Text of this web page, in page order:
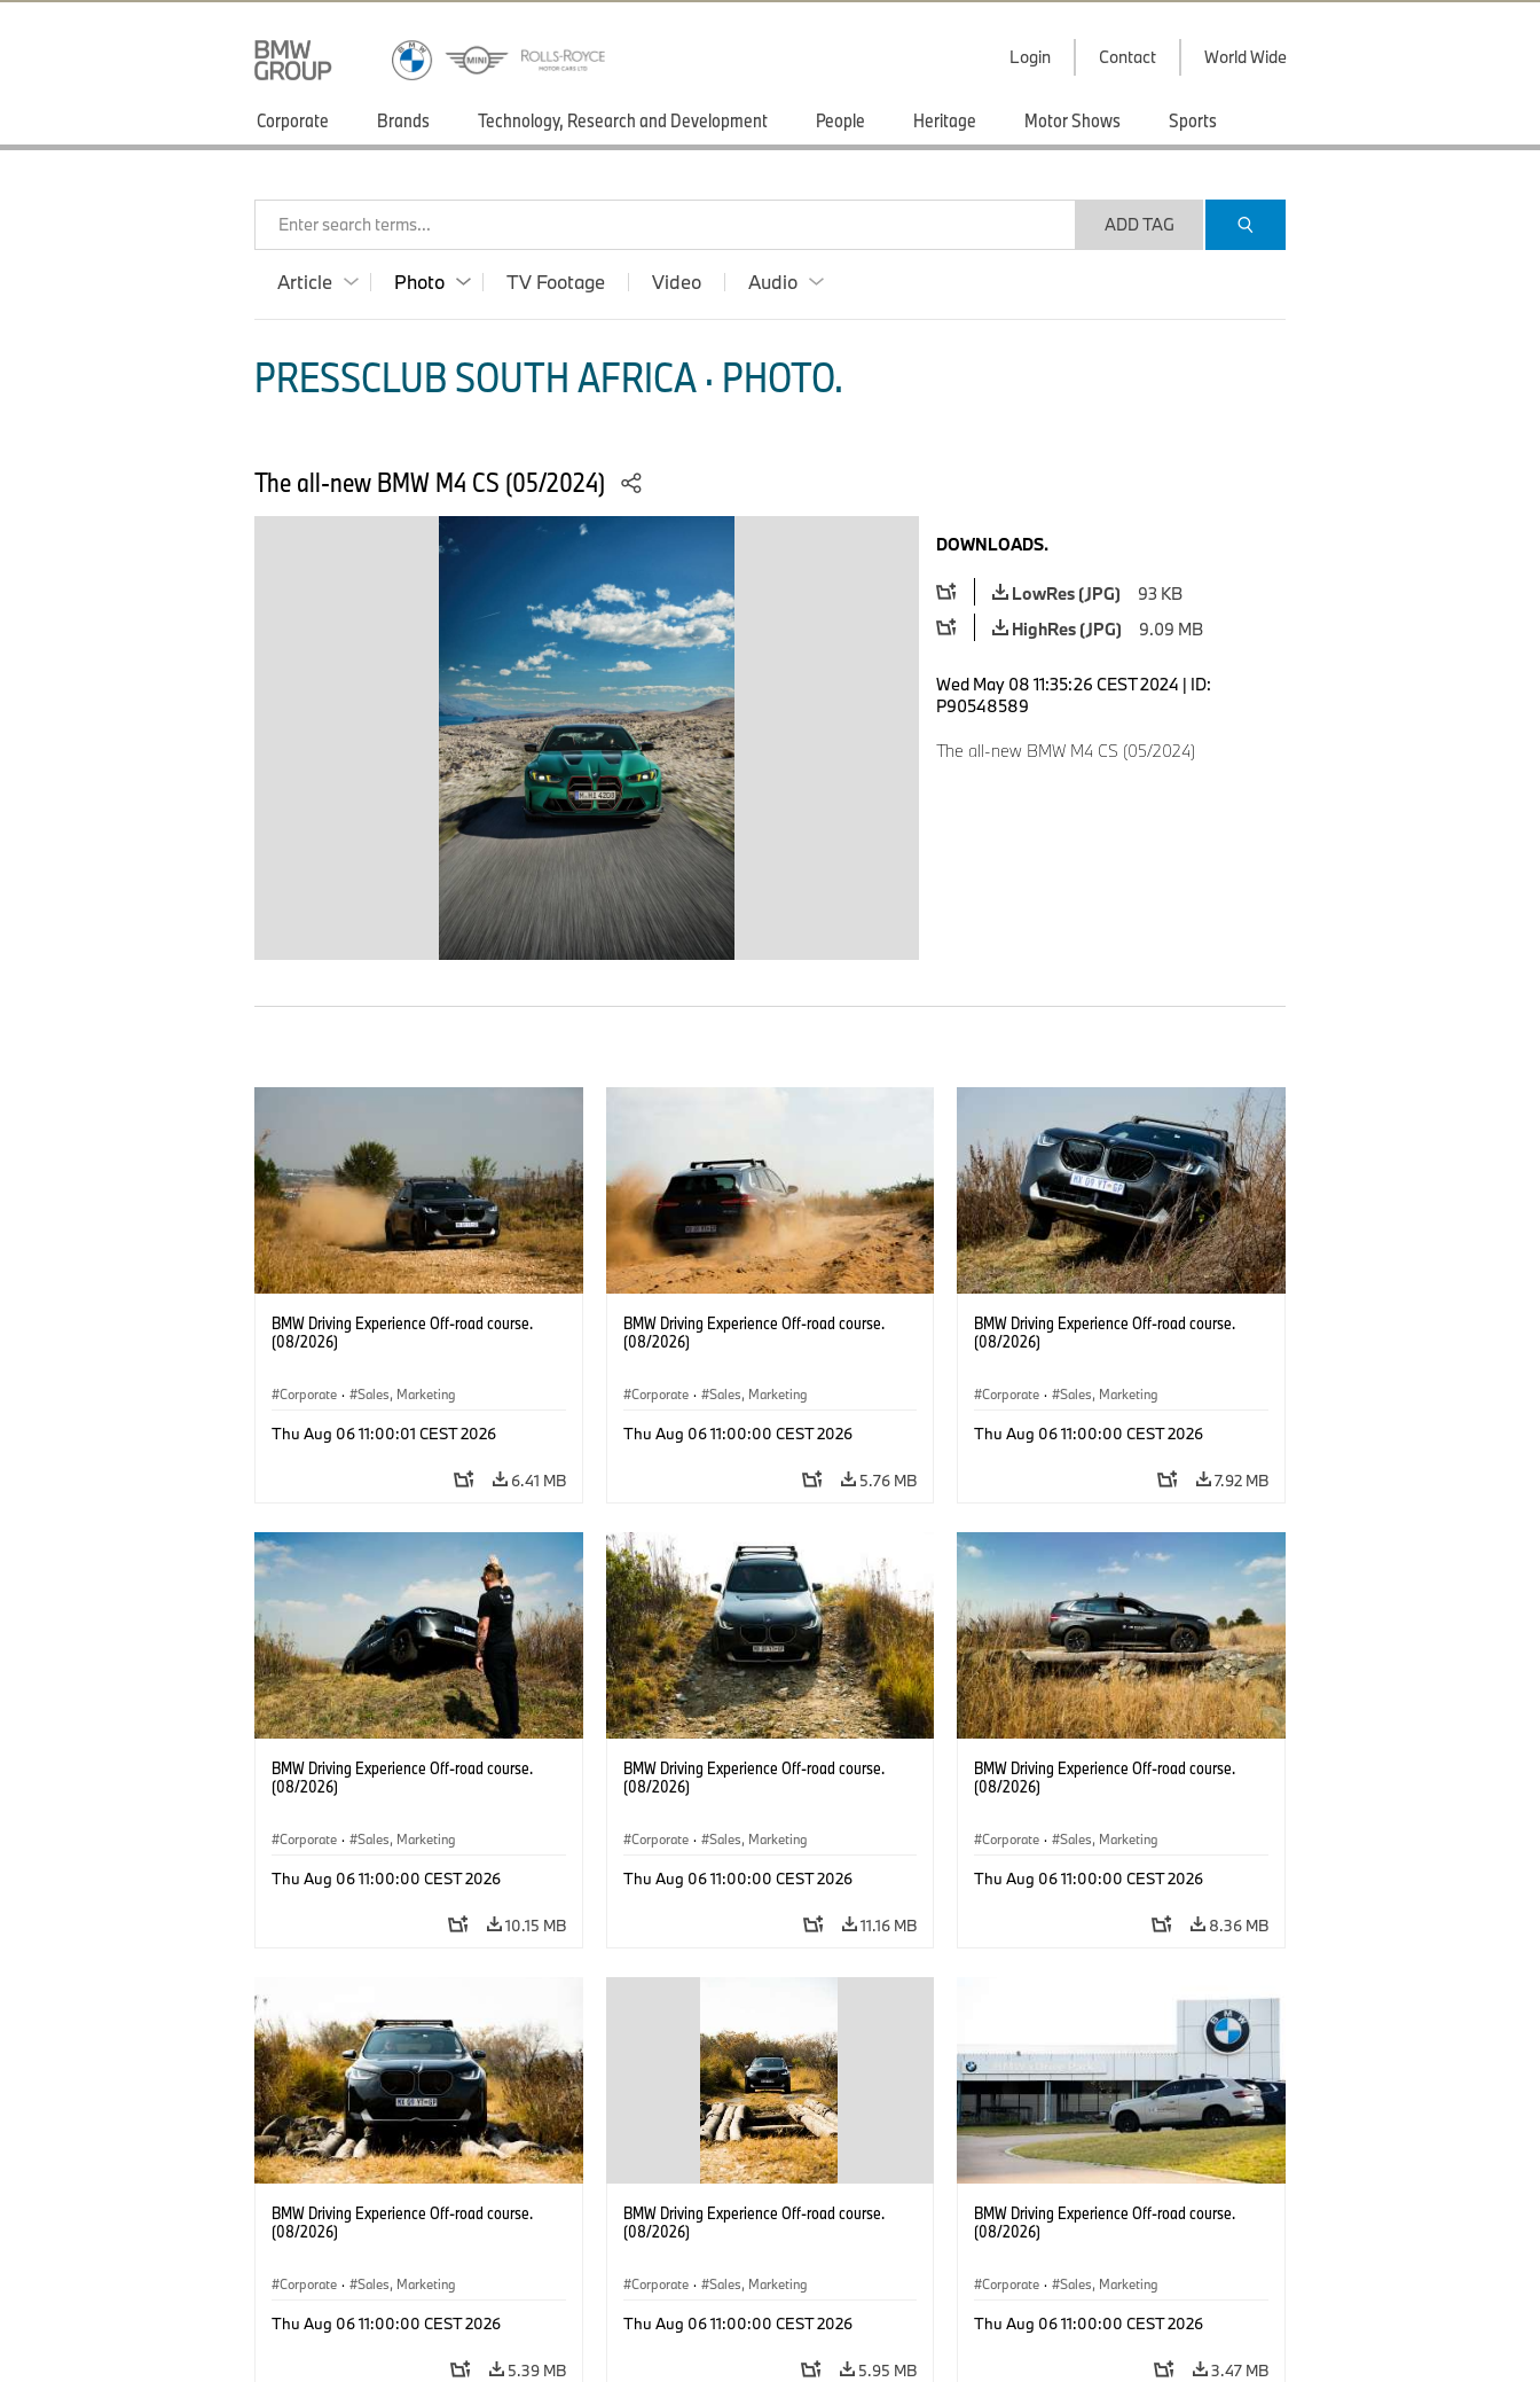
Login Contact World Wide
Corporate Brands Technology, Research and Development People Heritage Motor Shows Sports
Enter search terms... ADD TAG
Article Photo TV Footage Video Audio
PRESSCLUB SOUTH AFRICA · PHOTO.
The all-new BMW M4 CS (05/2024)
DOWNLOADS.
LowRes (JPG)
93 KB
HighRes (JPG)
9.09 MB
Wed May 08 11:35:26 CEST 2024 | ID:
P90548589
The all-new BMW M4 CS (05/2024)
BMW Driving Experience Off-road course.
(08/2026)
Corporate · Sales, Marketing
Thu Aug 06 11:00:01 CEST 2026
6.41 MB
BMW Driving Experience Off-road course.
(08/2026)
Corporate · Sales, Marketing
Thu Aug 06 11:00:00 CEST 2026
5.76 MB
BMW Driving Experience Off-road course.
(08/2026)
Corporate · Sales, Marketing
Thu Aug 06 11:00:00 CEST 2026
7.92 MB
BMW Driving Experience Off-road course.
(08/2026)
Corporate · Sales, Marketing
Thu Aug 06 11:00:00 CEST 2026
10.15 MB
BMW Driving Experience Off-road course.
(08/2026)
Corporate · Sales, Marketing
Thu Aug 06 11:00:00 CEST 2026
11.16 MB
BMW Driving Experience Off-road course.
(08/2026)
Corporate · Sales, Marketing
Thu Aug 06 11:00:00 CEST 2026
8.36 MB
BMW Driving Experience Off-road course.
(08/2026)
Corporate · Sales, Marketing
Thu Aug 06 11:00:00 CEST 2026
5.39 MB
BMW Driving Experience Off-road course.
(08/2026)
Corporate · Sales, Marketing
Thu Aug 06 11:00:00 CEST 2026
5.95 MB
BMW Driving Experience Off-road course.
(08/2026)
Corporate · Sales, Marketing
Thu Aug 06 11:00:00 CEST 2026
3.47 MB